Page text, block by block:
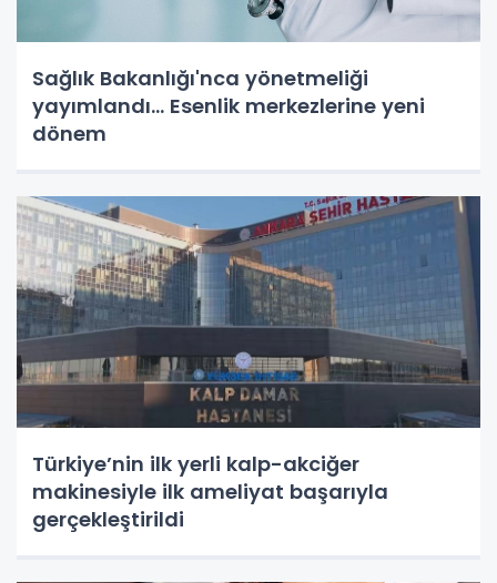
Sağlık Bakanlığı'nca yönetmeliği
yayımlandı... Esenlik merkezlerine yeni
dönem
Türkiye’nin ilk yerli kalp-akciğer
makinesiyle ilk ameliyat başarıyla
gerçekleştirildi